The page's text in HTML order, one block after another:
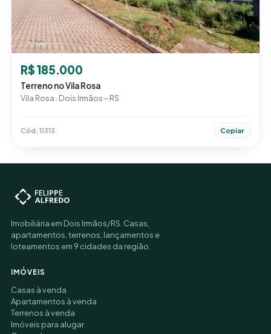
R$ 185.000
Terreno no Vila Rosa
Vila Rosa · Dois Irmãos – RS
Cód. 11313 Copiar
Imobiliária em Dois Irmãos/RS. Casas,
apartamentos, terrenos, lançamentos e
loteamentos em 9 cidades da região.
IMÓVEIS
Casas à venda
Apartamentos à venda
Terrenos à venda
Imóveis para alugar